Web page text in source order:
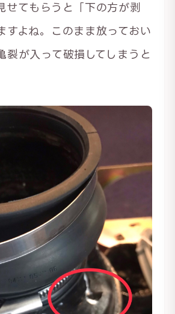
せてもらうと「下の方が剥
すよね。このまま放っておい
裂が入って破損してしまうと